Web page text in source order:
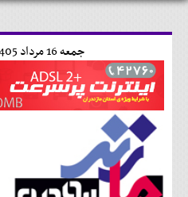
جمعه 16 مرداد 1405-20:11-